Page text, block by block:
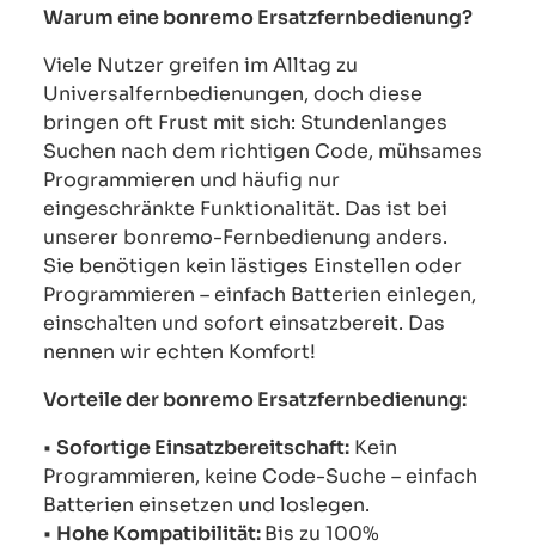
Warum eine bonremo Ersatzfernbedienung?
Viele Nutzer greifen im Alltag zu
Universalfernbedienungen, doch diese
bringen oft Frust mit sich: Stundenlanges
Suchen nach dem richtigen Code, mühsames
Programmieren und häufig nur
eingeschränkte Funktionalität. Das ist bei
unserer bonremo-Fernbedienung anders.
Sie benötigen kein lästiges Einstellen oder
Programmieren – einfach Batterien einlegen,
einschalten und sofort einsatzbereit. Das
nennen wir echten Komfort!
Vorteile der bonremo Ersatzfernbedienung:
• Sofortige Einsatzbereitschaft: Kein
Programmieren, keine Code-Suche – einfach
Batterien einsetzen und loslegen.
• Hohe Kompatibilität:Bis zu 100%